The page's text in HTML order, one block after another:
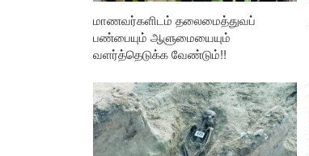
மாணவர்களிடம் தலைமைத்துவப்
பண்பையும் ஆளுமையையும்
வளர்த்தெடுக்க வேண்டும்!!